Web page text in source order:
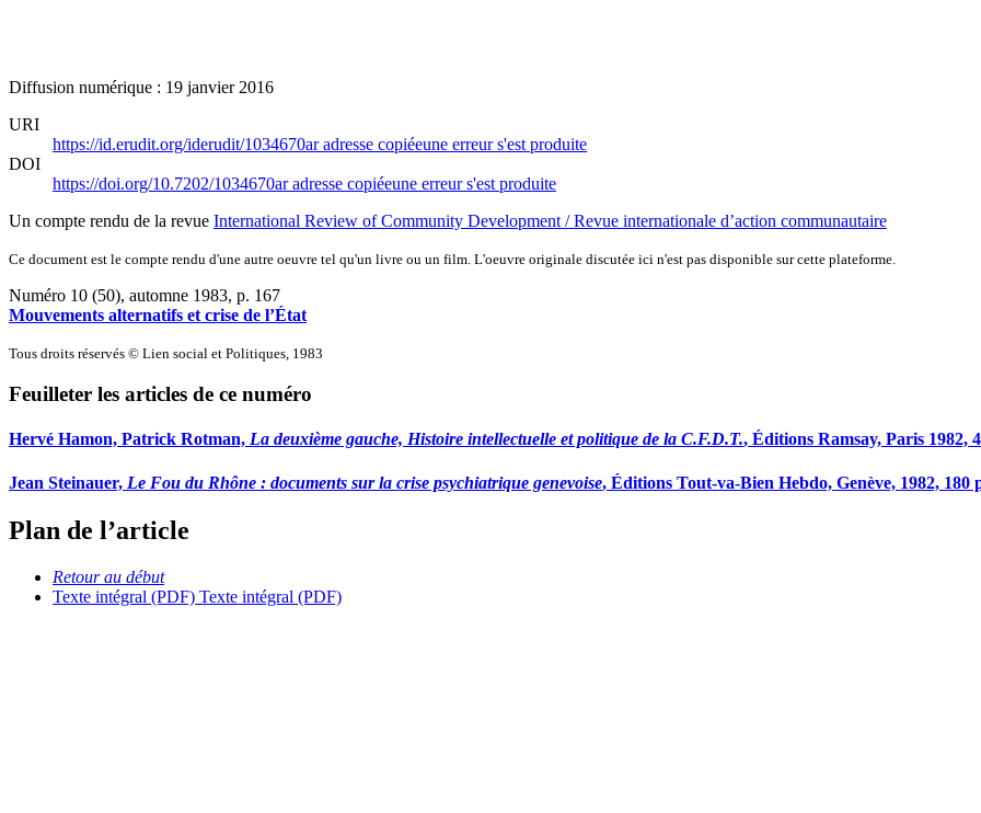
Diffusion numérique : 19 janvier 2016
URI
https://id.erudit.org/iderudit/1034670aradresse copiéeune erreur s'est produite
DOI
https://doi.org/10.7202/1034670aradresse copiéeune erreur s'est produite
Un compte rendu de la revue International Review of Community Development / Revue internationale d’action communautaire
Ce document est le compte rendu d'une autre oeuvre tel qu'un livre ou un film. L'oeuvre originale discutée ici n'est pas disponible sur cette plateforme.
Numéro 10 (50), automne 1983, p. 167
Mouvements alternatifs et crise de l’État
Tous droits réservés © Lien social et Politiques, 1983
Feuilleter les articles de ce numéro
Hervé Hamon, Patrick Rotman, La deuxième gauche, Histoire intellectuelle et politique de la C.F.D.T., Éditions Ramsay, Paris 1982,
Jean Steinauer, Le Fou du Rhône : documents sur la crise psychiatrique genevoise, Éditions Tout-va-Bien Hebdo, Genève, 1982, 180
Plan de l’article
Retour au début
Texte intégral (PDF) Texte intégral (PDF)